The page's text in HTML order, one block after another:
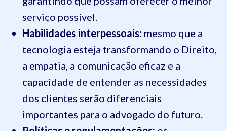
serviço possível.
Habilidades interpessoais: mesmo que a
tecnologia esteja transformando o Direito,
a empatia, a comunicação eficaz e a
capacidade de entender as necessidades
dos clientes serão diferenciais
importantes para o advogado do futuro.